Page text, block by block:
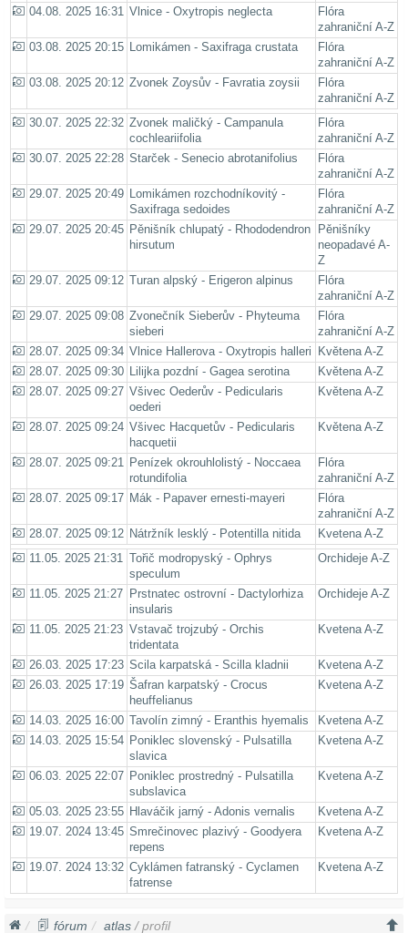
04.08. 2025 16:31 Vlnice - Oxytropis neglecta
Flóra
zahraniční A-Z
03.08. 2025 20:15 Lomikámen - Saxifraga crustata
Flóra
zahraniční A-Z
03.08. 2025 20:12 Zvonek Zoysův - Favratia zoysii
Flóra
zahraniční A-Z
30.07. 2025 22:32 Zvonek maličký - Campanula
cochleariifolia
Flóra
zahraniční A-Z
30.07. 2025 22:28 Starček - Senecio abrotanifolius
Flóra
zahraniční A-Z
29.07. 2025 20:49 Lomikámen rozchodníkovitý -
Saxifraga sedoides
Flóra
zahraniční A-Z
29.07. 2025 20:45 Pěnišník chlupatý - Rhododendron
hirsutum
Pěnišníky
neopadavé A-
Z
29.07. 2025 09:12
Turan alpský - Erigeron alpinus
Flóra
zahraniční A-Z
29.07. 2025 09:08 Zvonečník Sieberův - Phyteuma
sieberi
Flóra
zahraniční A-Z
28.07. 2025 09:34 Vlnice Hallerova - Oxytropis halleri
Květena A-Z
28.07. 2025 09:30 Lilijka pozdní - Gagea serotina
Květena A-Z
28.07. 2025 09:27 Všivec Oederův - Pedicularis
oederi
Květena A-Z
28.07. 2025 09:24 Všivec Hacquetův - Pedicularis
hacquetii
Květena A-Z
28.07. 2025 09:21 Penízek okrouhlolistý - Noccaea
rotundifolia
Flóra
zahraniční A-Z
28.07. 2025 09:17 Mák - Papaver ernesti-mayeri
Flóra
zahraniční A-Z
28.07. 2025 09:12 Nátržník lesklý - Potentilla nitida
Kvetena A-Z
11.05. 2025 21:31
Tořič modropyský - Ophrys
speculum
Orchideje A-Z
11.05. 2025 21:27
Prstnatec ostrovní - Dactylorhiza
insularis
Orchideje A-Z
11.05. 2025 21:23 Vstavač trojzubý - Orchis
tridentata
Kvetena A-Z
26.03. 2025 17:23 Scila karpatská - Scilla kladnii
Kvetena A-Z
26.03. 2025 17:19 Šafran karpatský - Crocus
heuffelianus
Kvetena A-Z
14.03. 2025 16:00 Tavolín zimný - Eranthis hyemalis
Kvetena A-Z
14.03. 2025 15:54 Poniklec slovenský - Pulsatilla
slavica
Kvetena A-Z
06.03. 2025 22:07 Poniklec prostredný - Pulsatilla
subslavica
Kvetena A-Z
05.03. 2025 23:55 Hlaváčik jarný - Adonis vernalis
Kvetena A-Z
19.07. 2024 13:45 Smrečinovec plazivý - Goodyera
repens
Kvetena A-Z
19.07. 2024 13:32 Cyklámen fatranský - Cyclamen
fatrense
Kvetena A-Z
fórum atlas/ profil